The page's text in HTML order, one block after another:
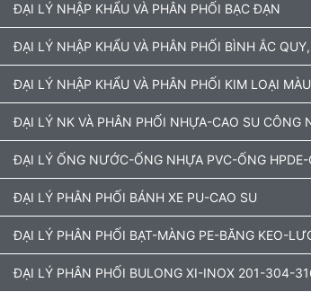
ĐẠI LÝ NHẬP KHẨU VÀ PHÂN PHỐI BẠC ĐẠN
ĐẠI LÝ NHẬP KHẨU VÀ PHÂN PHỐI BÌNH ẮC
ĐẠI LÝ NHẬP KHẨU VÀ PHÂN PHỐI KIM LOẠI
ĐẠI LÝ NK VÀ PHÂN PHỐI NHỰA-CAO SU CÔNG
ĐẠI LÝ ỐNG NƯỚC-ỐNG NHỰA PVC-ỐNG
ĐẠI LÝ PHÂN PHỐI BÁNH XE PU-CAO SU
ĐẠI LÝ PHÂN PHỐI BẠT-MÀNG PE-BĂNG KEO-
ĐẠI LÝ PHÂN PHỐI BULONG XI-INOX 201-304-